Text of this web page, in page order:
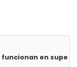
en supe